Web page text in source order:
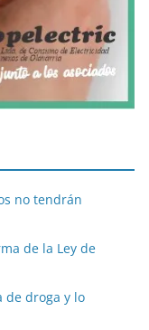
no tendrán
de la Ley de
de droga y lo